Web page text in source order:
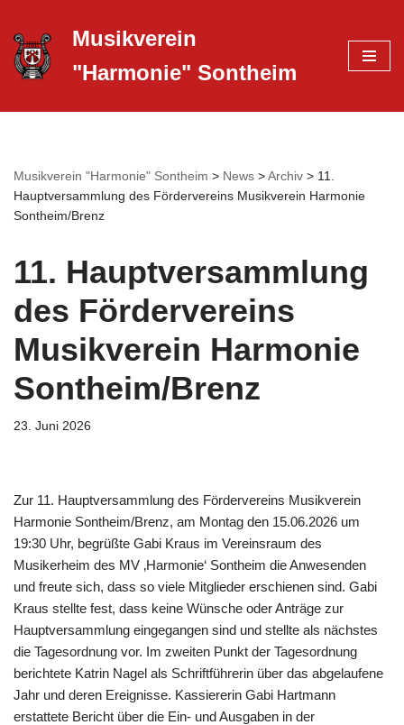
Zum
Inhalt
Musikverein
"Harmonie" Sontheim
Musikverein "Harmonie" Sontheim > News >Archiv > 11.
Hauptversammlung des Fördervereins Musikverein Harmonie
Sontheim/Brenz
11. Hauptversammlung
des Fördervereins
Musikverein Harmonie
Sontheim/Brenz
23. Juni 2026
Zur 11. Hauptversammlung des Fördervereins Musikverein
Harmonie Sontheim/Brenz, am Montag den 15.06.2026 um
19:30 Uhr, begrüßte Gabi Kraus im Vereinsraum des
Musikerheim des MV ‚Harmonie‘ Sontheim die Anwesenden
und freute sich, dass so viele Mitglieder erschienen sind. Gabi
Kraus stellte fest, dass keine Wünsche oder Anträge zur
Hauptversammlung eingegangen sind und stellte als nächstes
die Tagesordnung vor. Im zweiten Punkt der Tagesordnung
berichtete Katrin Nagel als Schriftführerin über das abgelaufene
Jahr und deren Ereignisse. Kassiererin Gabi Hartmann
erstattete Bericht über die Ein- und Ausgaben in der